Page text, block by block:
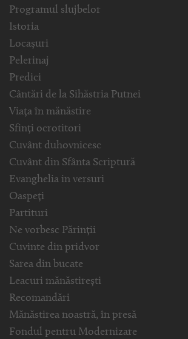
Programul slujbelor
Istoria
Locașuri
Pelerinaj
Predici
Cântări de la Sihăstria Putnei
Viața în mănăstire
Sfinți ocrotitori
Cuvânt duhovnicesc
Cuvânt din Sfânta Scriptură
Evanghelia in versuri
Oaspeți
Partituri
Ne vorbesc Părinții
Cuvinte din pridvor
Sarea din bucate
Leacuri mănăstirești
Recomandări
Mănăstirea noastră, în presă
Fondul pentru Modernizare